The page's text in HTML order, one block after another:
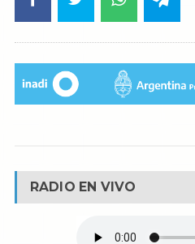
RADIO EN VIVO